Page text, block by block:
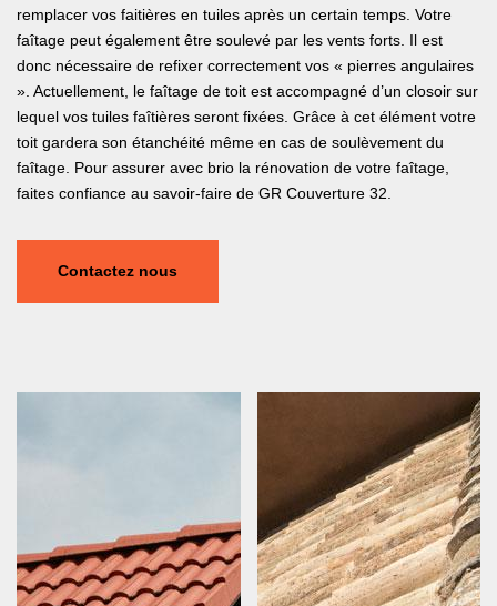
remplacer vos faitières en tuiles après un certain temps. Votre
faîtage peut également être soulevé par les vents forts. Il est
donc nécessaire de refixer correctement vos « pierres angulaires
». Actuellement, le faîtage de toit est accompagné d’un closoir sur
lequel vos tuiles faîtières seront fixées. Grâce à cet élément votre
toit gardera son étanchéité même en cas de soulèvement du
faîtage. Pour assurer avec brio la rénovation de votre faîtage,
faites confiance au savoir-faire de GR Couverture 32.
Contactez nous